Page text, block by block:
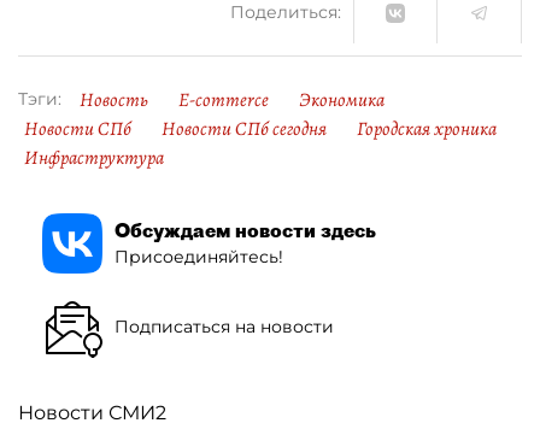
Поделиться:
Тэги: Новость E-commerce
Экономика
Новости СПб
Новости СПб сегодня
Городская хроника
Инфраструктура
Обсуждаем новости здесь
Присоединяйтесь!
Подписаться на новости
Новости СМИ2